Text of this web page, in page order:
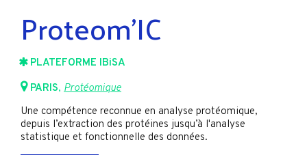
Proteom’IC
PLATEFORME IBiSA
PARIS, Protéomique
Une compétence reconnue en analyse protéomique,
depuis l’extraction des protéines jusqu’à l'analyse
statistique et fonctionnelle des données.